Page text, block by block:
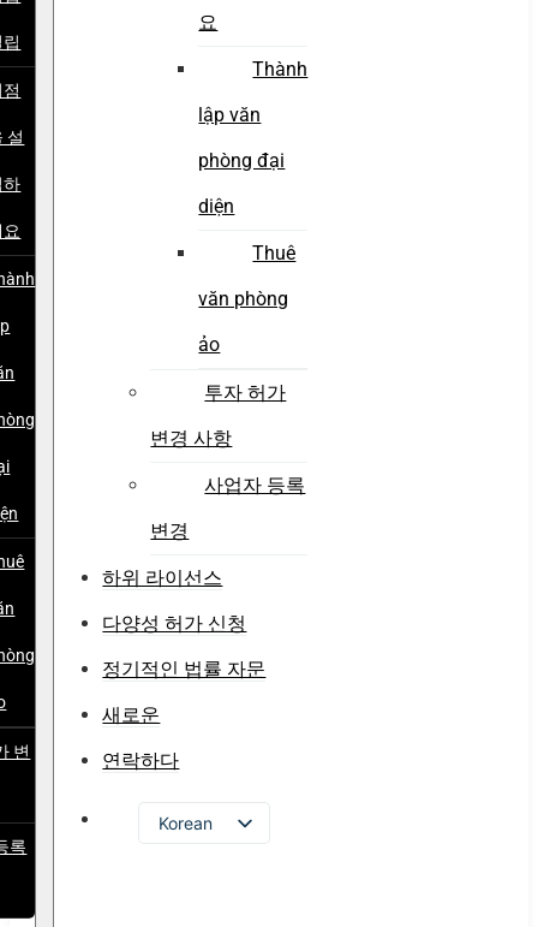
설
하
변
록
요
Thành
lập văn
phòng đại
diện
Thuê
văn phòng
ảo
투자 허가
변경 사항
사업자 등록
변경
하위 라이선스
다양성 허가 신청
정기적인 법률 자문
새로운
연락하다
Korean